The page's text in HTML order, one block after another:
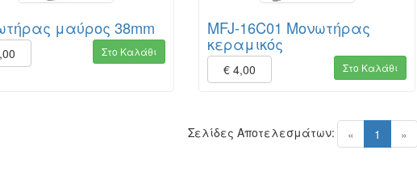
μαύρος 38mm
Στο Καλάθι
MFJ-16C01 Μονωτήρας
κεραμικός
€ 4,00 Στο Καλάθι
« 1 (current)
»
Σελίδες Αποτελεσμάτων: